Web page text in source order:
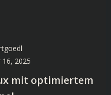
2025
mit optimiertem